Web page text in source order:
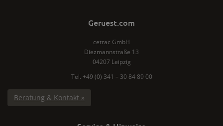
Geruest.com
cetrac GmbH
Diezmannstraße 13
04207 Leipzig
Tel. +49 (0) 341 – 30 84 89 00
Beratung & Kontakt »